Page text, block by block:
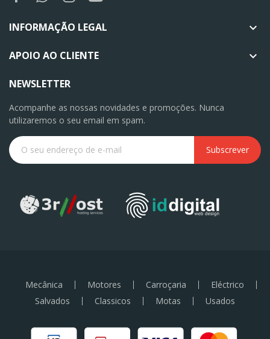
INFORMAÇÃO LEGAL 
APOIO AO CLIENTE 
NEWSLETTER
Acompanhe as nossas novidades e promoções. Nunca
utilizaremos o seu email em spam.
Subscrever
Mecânica Motores Carroçaria
Eléctrico
Salvados
Classicos Motas Usados